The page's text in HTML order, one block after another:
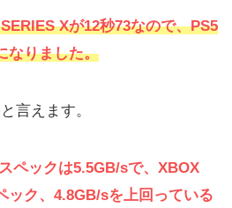
Xが12秒73なので、PS5
なりました。
言えます。
ペックは5.5GB/sで、XBOX
ック、4.8GB/sを上回っている